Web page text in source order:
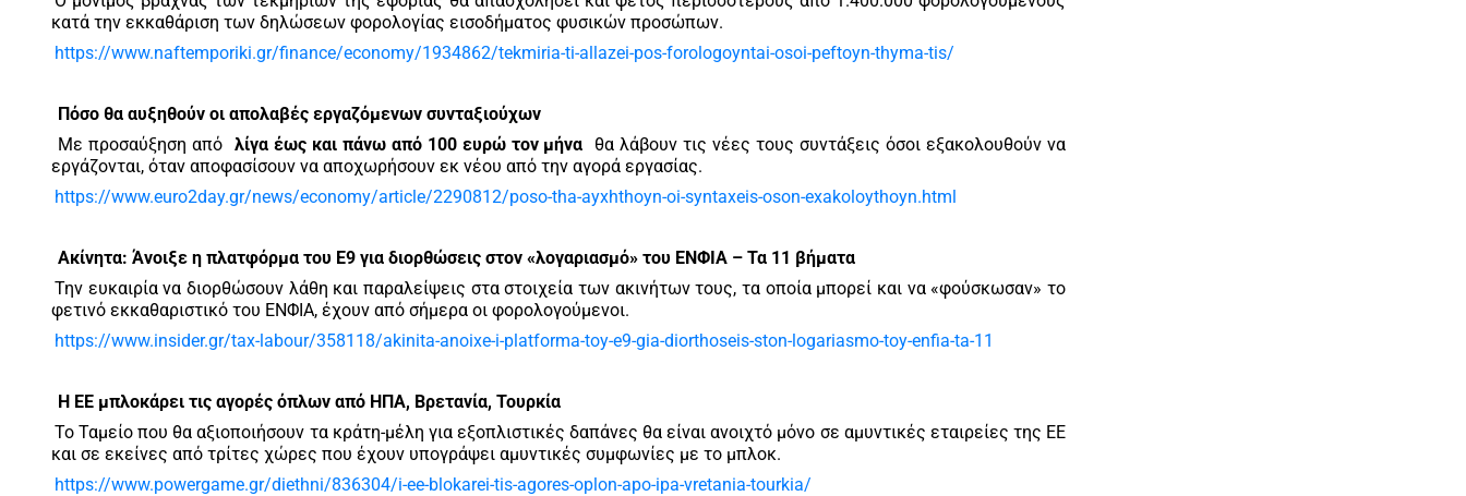
κατά την εκκαθάριση των δηλώσεων φορολογίας εισοδήματος φυσικών προσώπων.
https://www.naftemporiki.gr/finance/economy/1934862/tekmiria-ti-allazei-pos-forologoyntai-osoi-peftoyn-thyma-tis/
Πόσο θα αυξηθούν οι απολαβές εργαζόμενων συνταξιούχων
Με προσαύξηση από λίγα έως και πάνω από 100 ευρώ τον μήνα
θα λάβουν τις νέες τους συντάξεις όσοι εξακολουθούν να
εργάζονται, όταν αποφασίσουν να αποχωρήσουν εκ νέου από την αγορά εργασίας.
https://www.euro2day.gr/news/economy/article/2290812/poso-tha-ayxhthoyn-oi-syntaxeis-oson-exakoloythoyn.html
Ακίνητα: Άνοιξε η πλατφόρμα του Ε9 για διορθώσεις στον «λογαριασμό» του ΕΝΦΙΑ – Τα 11 βήματα
Την ευκαιρία να διορθώσουν λάθη και παραλείψεις στα στοιχεία των ακινήτων τους, τα οποία μπορεί και να «φούσκωσαν» το
φετινό εκκαθαριστικό του ΕΝΦΙΑ, έχουν από σήμερα οι φορολογούμενοι.
https://www.insider.gr/tax-labour/358118/akinita-anoixe-i-platforma-toy-e9-gia-diorthoseis-ston-logariasmo-toy-enfia-ta-11
Η ΕΕ μπλοκάρει τις αγορές όπλων από ΗΠΑ, Βρετανία, Τουρκία
Το Ταμείο που θα αξιοποιήσουν τα κράτη-μέλη για εξοπλιστικές δαπάνες θα είναι ανοιχτό μόνο σε αμυντικές εταιρείες της ΕΕ
και σε εκείνες από τρίτες χώρες που έχουν υπογράψει αμυντικές συμφωνίες με το μπλοκ.
https://www.powergame.gr/diethni/836304/i-ee-blokarei-tis-agores-oplon-apo-ipa-vretania-tourkia/